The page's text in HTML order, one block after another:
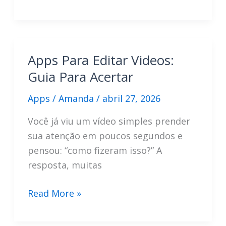
Recurso
Instants
Apps Para Editar Videos:
Guia Para Acertar
Apps / Amanda / abril 27, 2026
Você já viu um vídeo simples prender
sua atenção em poucos segundos e
pensou: “como fizeram isso?” A
resposta, muitas
Apps
Read More »